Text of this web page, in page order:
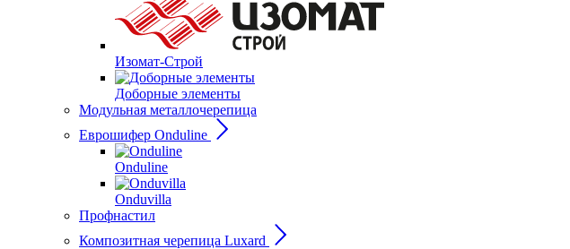
Изомат-Строй
Доборные элементы
Модульная металлочерепица
Еврошифер Onduline
Onduline
Onduvilla
Профнастил
Композитная черепица Luxard